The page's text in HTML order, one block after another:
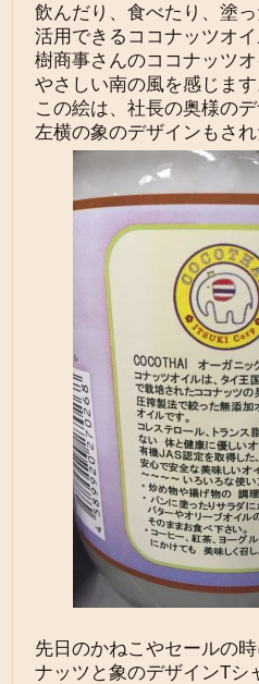
飲んだり、食べたり、塗
活用できるココナッツオイ
樹商事さんのココナッツオ
やさしい南の風を感じます
この絵は、社長の奥様のデ
左横の象のデザインもされ
先日のかねこやセールの
ナッツと象のデザインTシ